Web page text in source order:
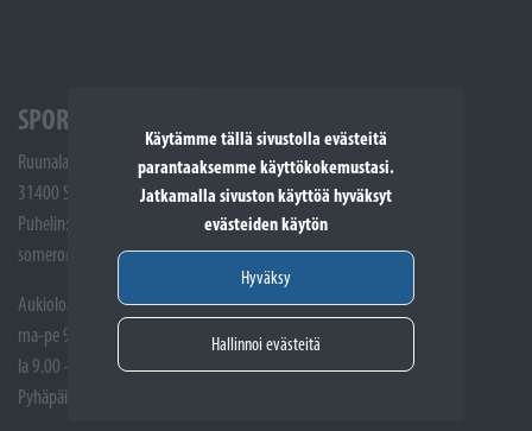
Käytämme tällä sivustolla evästeitä
parantaaksemme käyttökokemustasi.
Jatkamalla sivuston käyttöä hyväksyt
evästeiden käytön
Hyväksy
Hallinnoi evästeitä
SPORTTIKONE SOMERO
Ruunalantie 5
31400 Somero
Puhelin: (02) 748 9300
somero@sporttikone.fi
Aukioloajat
ma-pe 9.00 - 17.00
la 9.00 - 14.00
Pyhäpäivät suljettuna